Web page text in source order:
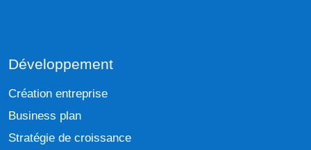
Développement
Création entreprise
Business plan
Stratégie de croissance